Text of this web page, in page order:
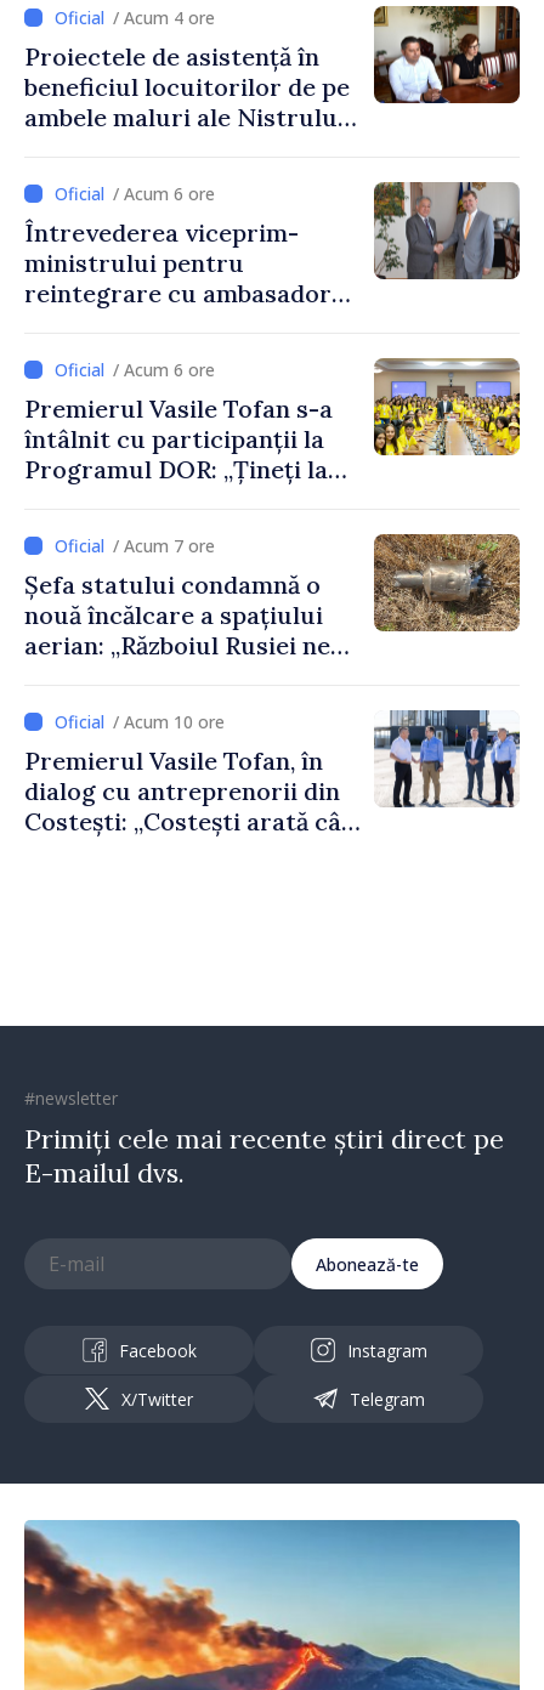
/ Acum 4 ore
Proiectele de asistență în
beneficiul locuitorilor de pe
ambele maluri ale Nistrului
viceprim-ministrului cu
reprezentanta rezidentă a
PNUD în Republica Moldova,
Daniela Gasparikova
/ Acum 6 ore
Întrevederea viceprim-
ministrului pentru
reintegrare cu ambasadorul
Moldova
/ Acum 6 ore
Premierul Vasile Tofan s-a
întâlnit cu participanții la
Programul DOR: „Țineți la
feriți de încercări și greșeli –
doar astfel puteți reuși”
/ Acum 7 ore
Șefa statului condamnă o
nouă încălcare a spațiului
aerian: „Războiul Rusiei ne
/ Acum 10 ore
Premierul Vasile Tofan, în
dialog cu antreprenorii din
Costești: „Costești arată cât
#newsletter
Primiți cele mai recente știri direct pe
E-mailul dvs.
Abonează-te
Facebook Instagram
X/Twitter Telegram